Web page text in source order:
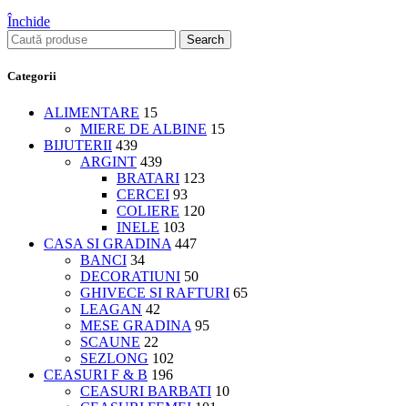
Închide
Search
Categorii
ALIMENTARE 15
MIERE DE ALBINE 15
BIJUTERII 439
ARGINT 439
BRATARI 123
CERCEI 93
COLIERE 120
INELE 103
CASA SI GRADINA 447
BANCI 34
DECORATIUNI 50
GHIVECE SI RAFTURI 65
LEAGAN 42
MESE GRADINA 95
SCAUNE 22
SEZLONG 102
CEASURI F & B 196
CEASURI BARBATI 10